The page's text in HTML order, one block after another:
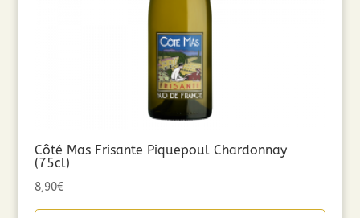
Côté Mas Frisante Piquepoul Chardonnay
(75cl)
8,90€